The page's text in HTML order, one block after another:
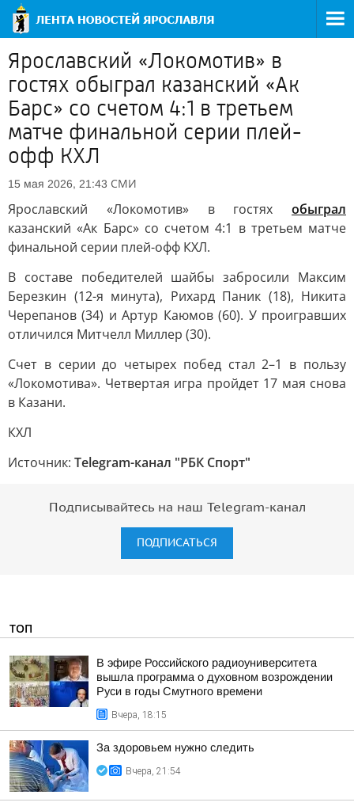
Ярославский «Локомотив» в
гостях обыграл казанский «Ак
Барс» со счетом 4:1 в третьем
матче финальной серии плей-
офф КХЛ
15 мая 2026, 21:43 СМИ
Ярославский «Локомотив» в гостях обыграл
казанский «Ак Барс» со счетом 4:1 в третьем матче
финальной серии плей-офф КХЛ.
В составе победителей шайбы забросили Максим
Березкин (12-я минута), Рихард Паник (18), Никита
Черепанов (34) и Артур Каюмов (60). У проигравших
отличился Митчелл Миллер (30).
Счет в серии до четырех побед стал 2–1 в пользу
«Локомотива». Четвертая игра пройдет 17 мая снова
в Казани.
КХЛ
Источник: Telegram-канал "РБК Спорт"
Подписывайтесь на наш Telegram-канал
ПОДПИСАТЬСЯ
ТОП
В эфире Российского радиоуниверситета
вышла программа о духовном возрождении
Руси в годы Смутного времени
Вчера, 18:15
За здоровьем нужно следить
Вчера, 21:54